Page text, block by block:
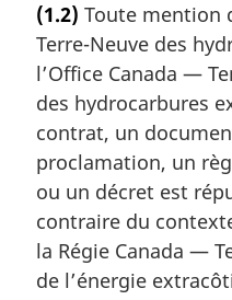
e
:
t
e
m
a
g
i
n
a
l
e
:
(1.2) Toute mention
Terre-Neuve des
l’Office Canada —
des hydrocarbures
contrat, un
proclamation, un
ou un décret est
contraire du
la Régie Canada —
de l’énergie